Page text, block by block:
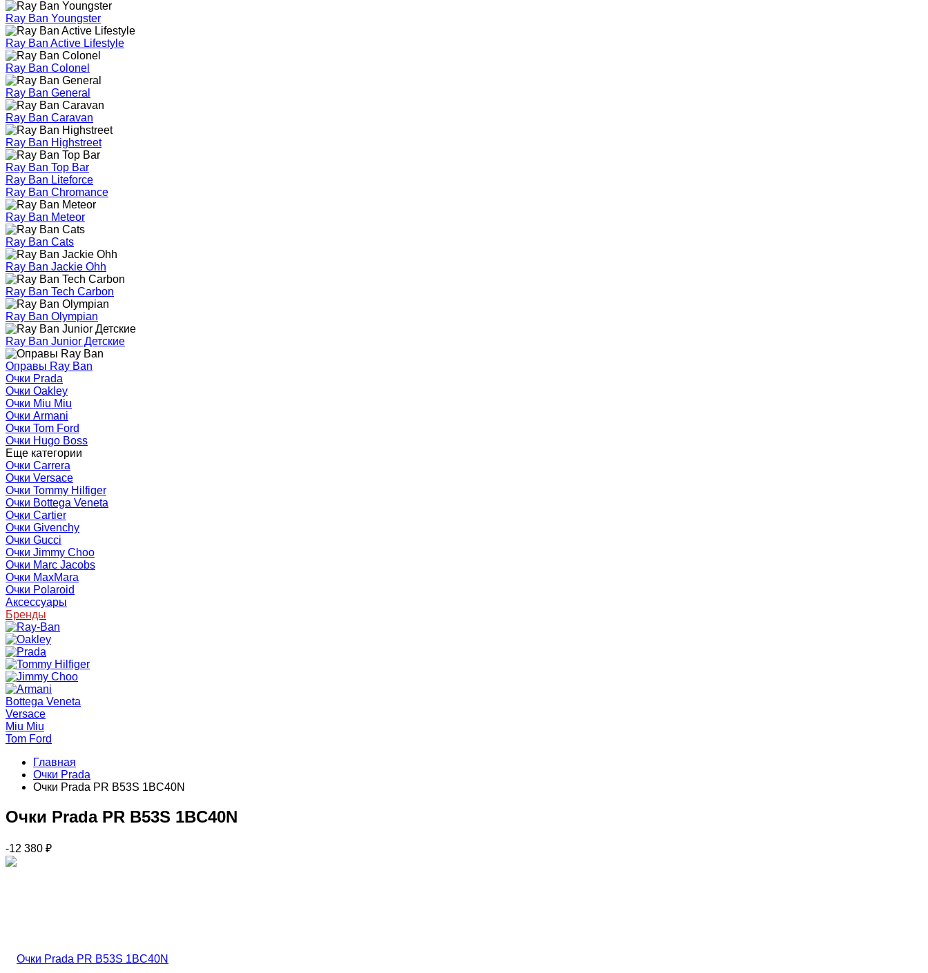
Ray Ban Youngster
Ray Ban Active Lifestyle
Ray Ban Colonel
Ray Ban General
Ray Ban Caravan
Ray Ban Highstreet
Ray Ban Top Bar
Ray Ban Liteforce
Ray Ban Chromance
Ray Ban Meteor
Ray Ban Cats
Ray Ban Jackie Ohh
Ray Ban Tech Carbon
Ray Ban Olympian
Ray Ban Junior Детские
Оправы Ray Ban
Очки Prada
Очки Oakley
Очки Miu Miu
Очки Armani
Очки Tom Ford
Очки Hugo Boss
Еще категории
Очки Carrera
Очки Versace
Очки Tommy Hilfiger
Очки Bottega Veneta
Очки Cartier
Очки Givenchy
Очки Gucci
Очки Jimmy Choo
Очки Marc Jacobs
Очки MaxMara
Очки Polaroid
Аксессуары
Бренды
Bottega Veneta
Versace
Miu Miu
Tom Ford
Главная
Очки Prada
Очки Prada PR B53S 1BC40N
Очки Prada PR B53S 1BC40N
-12 380 ₽